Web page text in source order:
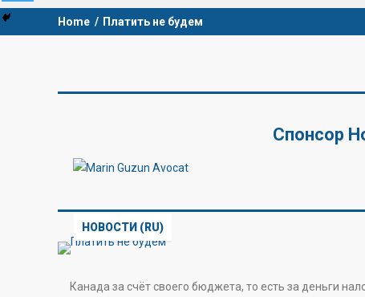
Home / Платить не будем
Спонсор
НОВОСТИ (RU)
Канада за счёт своего бюджета, то есть за деньги